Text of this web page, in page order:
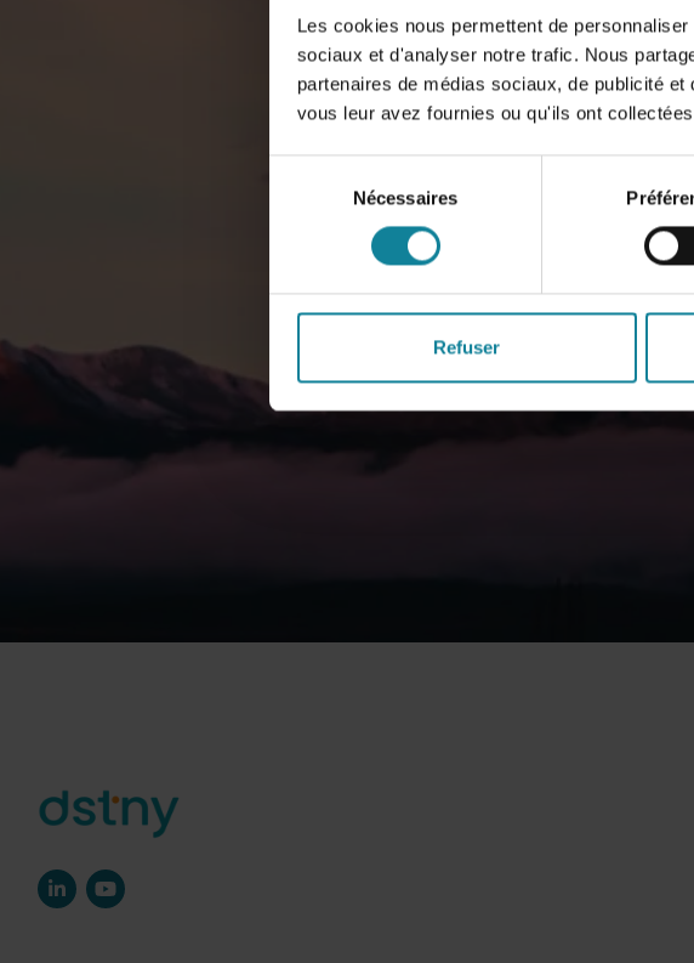
Les cookies nous permettent de
sociaux et d'analyser notre trafic. Nous
partenaires de médias sociaux, de publicité
vous leur avez fournies ou qu'ils ont
consentement
Nécessaires
Refuser